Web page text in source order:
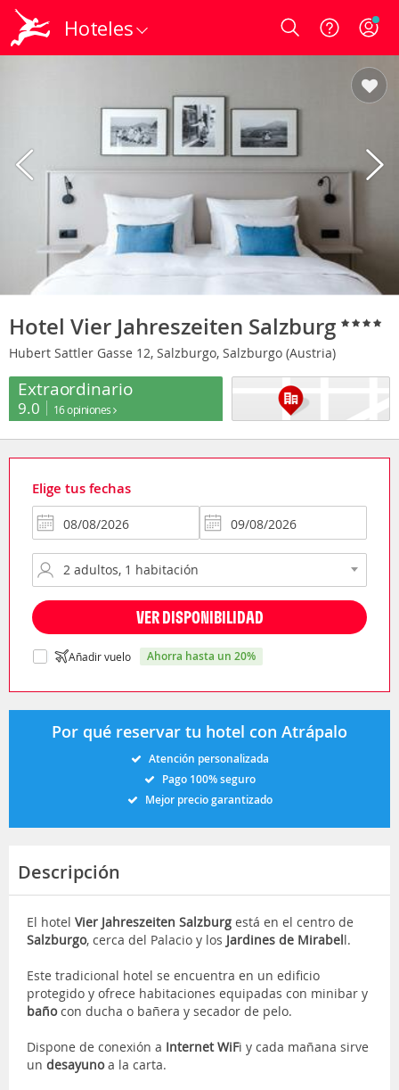
Hoteles Login
Hotel Vier Jahreszeiten Salzburg
Hubert Sattler Gasse 12, Salzburgo, Salzburgo (Austria)
Extraordinario
9.0 16 opiniones
Elige tus fechas
VER DISPONIBILIDAD
Añadir vuelo ahorra hasta un 20%
Por qué reservar tu hotel con Atrápalo
Atención personalizada
Pago 100% seguro
Mejor precio garantizado
Descripción
El hotel Vier Jahreszeiten Salzburg está en el centro de
Salzburgo, cerca del Palacio y los Jardines de Mirabell.
Este tradicional hotel se encuentra en un edificio
protegido y ofrece habitaciones equipadas con minibar y
bañocon ducha o bañera y secador de pelo.
Dispone de conexión a Internet WiFi y cada mañana sirve
un desayunoa la carta.